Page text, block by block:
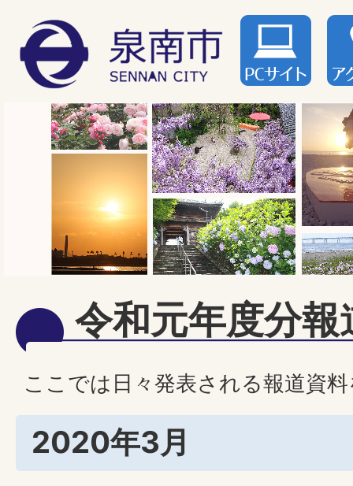
令和元年度分報
ここでは日々発表される報道資
2020年3月